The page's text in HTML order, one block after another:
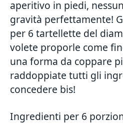
aperitivo in piedi,
gravità perfettamente!
per 6 tartellette del
volete proporle come
una forma da coppare
raddoppiate tutti gli
concedere bis!
Ingredienti per 6